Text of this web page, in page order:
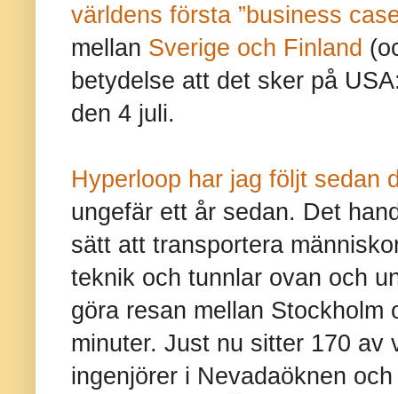
världens första ”business
mellan Sverige och Finland
betydelse att det sker på
den 4 juli.
Hyperloop har jag följt sedan
ungefär ett år sedan. Det
sätt att transportera
teknik och tunnlar ovan och
göra resan mellan Stockholm
minuter. Just nu sitter 170 av
ingenjörer i Nevadaöknen